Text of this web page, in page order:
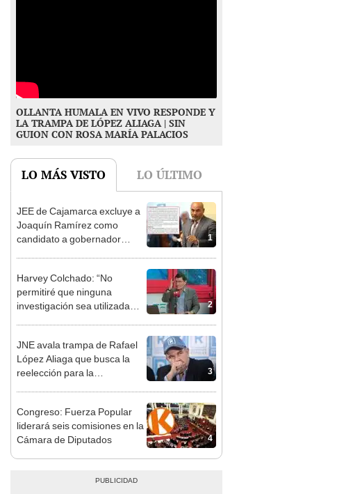
OLLANTA HUMALA EN VIVO RESPONDE Y
LA TRAMPA DE LÓPEZ ALIAGA | SIN
GUION CON ROSA MARÍA PALACIOS
LO MÁS VISTO LO ÚLTIMO
1
JEE de Cajamarca excluye a
Joaquín Ramírez como
candidato a gobernador
2
Harvey Colchado: “No
permitiré que ninguna
investigación sea utilizada
3
JNE avala trampa de Rafael
López Aliaga que busca la
reelección para la
4
Congreso: Fuerza Popular
liderará seis comisiones en la
Cámara de Diputados